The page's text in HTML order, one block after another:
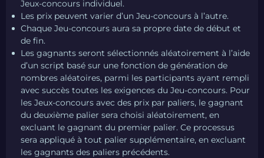
Jeux-concours individuel.
Les prix peuvent varier d’un Jeu-concours à l’autre.
Chaque Jeu-concours aura sa propre date de début et
de fin.
Les gagnants seront sélectionnés aléatoirement à l’aide
d’un script basé sur une fonction de génération de
nombres aléatoires, parmi les participants ayant rempli
avec succès toutes les exigences du Jeu-concours. Pour
les Jeux-concours avec des prix par paliers, le gagnant
du deuxième palier sera choisi aléatoirement, en
excluant le gagnant du premier palier. Ce processus
sera appliqué à tout palier supplémentaire, en excluant
les gagnants des paliers précédents.